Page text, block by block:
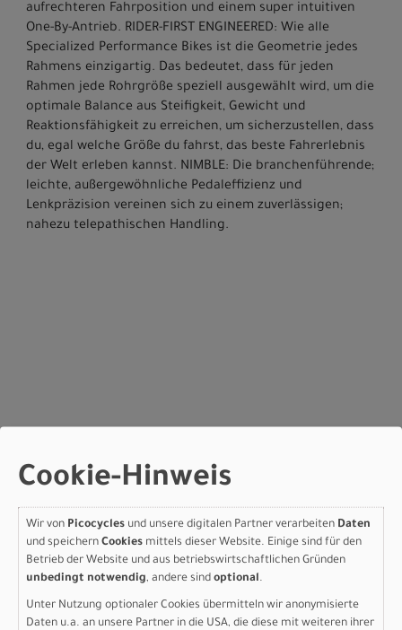
aufrechteren Fahrposition und einem super intuitiven
One-By-Antrieb. RIDER-FIRST ENGINEERED: Wie alle
Specialized Performance Bikes ist die Geometrie jedes
Rahmens einzigartig. Das bedeutet, dass für jeden
Rahmen jede Rohrgröße speziell ausgewählt wird, um die
optimale Balance aus Steifigkeit, Gewicht und
Reaktionsfähigkeit zu erreichen, um sicherzustellen, dass
du, egal welche Größe du fahrst, das beste Fahrerlebnis
der Welt erleben kannst. NIMBLE: Die branchenführende;
leichte, außergewöhnliche Pedaleffizienz und
Lenkpräzision vereinen sich zu einem zuverlässigen;
nahezu telepathischen Handling.
Rahmen : Specialized A1 Premium Aluminum, Fitness
mount disc, quick-release, Plug + Play rack/fender
mounts
Gabel: A1 Premium Aluminum, flat-mount disc, Plug + Play
fender mounts, low rider rack mounts, quick-release
Bremse vorne: Tektro HD-R280, hydraulic disc, resin
pads, flat-mount, 160mm
Cookie-Hinweis
Wir von Picocycles und unsere digitalen Partner verarbeiten Daten
und speichern Cookies mittels dieser Website. Einige sind für den
Betrieb der Website und aus betriebswirtschaftlichen Gründen
unbedingt notwendig, andere sind optional.
Unter Nutzung optionaler Cookies übermitteln wir anonymisierte
Daten u.a. an unsere Partner in die USA, die diese mit weiteren ihrer